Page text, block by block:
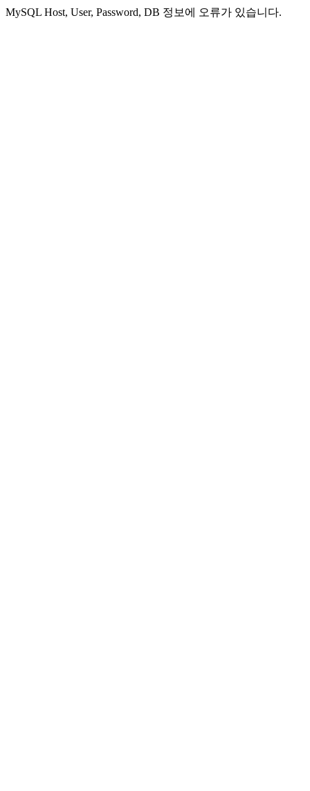
MySQL Host, User, Password, DB 정보에 오류가 있습니다.